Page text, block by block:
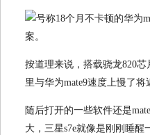
按道理来说，搭载骁龙820
里与华为mate9速度上慢了将
随后打开的一些软件还是
大，三星s7e就像是刚刚睡